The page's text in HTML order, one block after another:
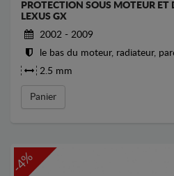
PROTECTION SOUS MOTEUR ET
LEXUS GX
2002 - 2009
le bas du moteur, radiateur,
2.5 mm
Panier
-4%